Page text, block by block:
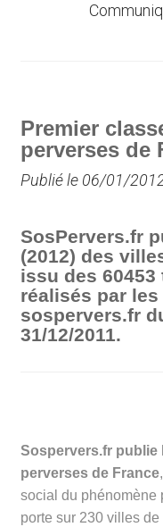
Premier
perverses de
Publié le 06/01/
SosPervers.fr
(2012) des
issu des
réalisés par
sospervers.fr
31/12/2011.
Sospervers.fr publie
perverses de France
social du phénomène
porte sur 230 villes